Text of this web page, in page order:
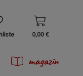
0,00 €
magazin